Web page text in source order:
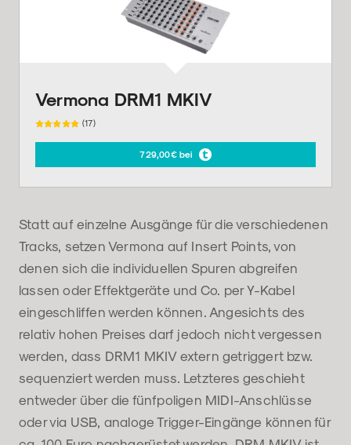
Vermona DRM1 MKIV
(17)
729,00€ bei
Statt auf einzelne Ausgänge für die verschiedenen
Tracks, setzen Vermona auf Insert Points, von
denen sich die individuellen Spuren abgreifen
lassen oder Effektgeräte und Co. per Y-Kabel
eingeschliffen werden können. Angesichts des
relativ hohen Preises darf jedoch nicht vergessen
werden, dass DRM1 MKIV extern getriggert bzw.
sequenziert werden muss. Letzteres geschieht
entweder über die fünfpoligen MIDI-Anschlüsse
oder via USB, analoge Trigger-Eingänge können für